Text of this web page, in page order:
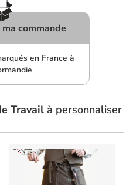
commande
en France à
Travail à personnaliser